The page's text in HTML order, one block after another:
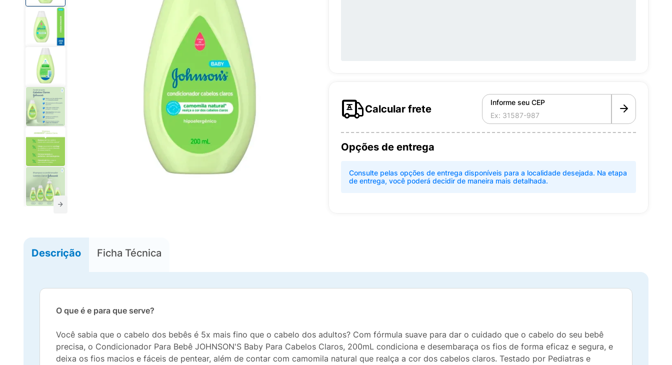
Calcular frete
Informe seu CEP
Opções de entrega
Consulte pelas opções de entrega disponíveis para a localidade desejada. Na etapa
de entrega, você poderá decidir de maneira mais detalhada.
Descrição Ficha Técnica
O que é e para que serve?
Você sabia que o cabelo dos bebês é 5x mais fino que o cabelo dos adultos? Com fórmula suave para dar o cuidado que o cabelo do seu bebê
precisa, o Condicionador Para Bebê JOHNSON'S Baby Para Cabelos Claros, 200mL condiciona e desembaraça os fios de forma eficaz e segura, e
deixa os fios macios e fáceis de pentear, além de contar com camomila natural que realça a cor dos cabelos claros. Testado por Pediatras e